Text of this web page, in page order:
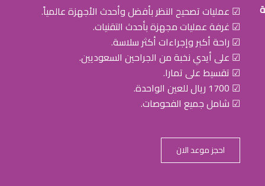
☑ عمليات تصحيح النظر بأفضل وأحدث الأجهزة عالمياً.
☑ غرفة عمليات مجهزة بأحدث التقنيات.
☑ راحة أكبر وإجراءات أكثر سلاسة.
☑ على أيدي نخبة من الجراحين السعوديين.
☑ تقسيط على تمارا.
☑ 1700 ريال للعين الواحدة.
☑ شامل جميع الفحوصات.
احجز موعد الان